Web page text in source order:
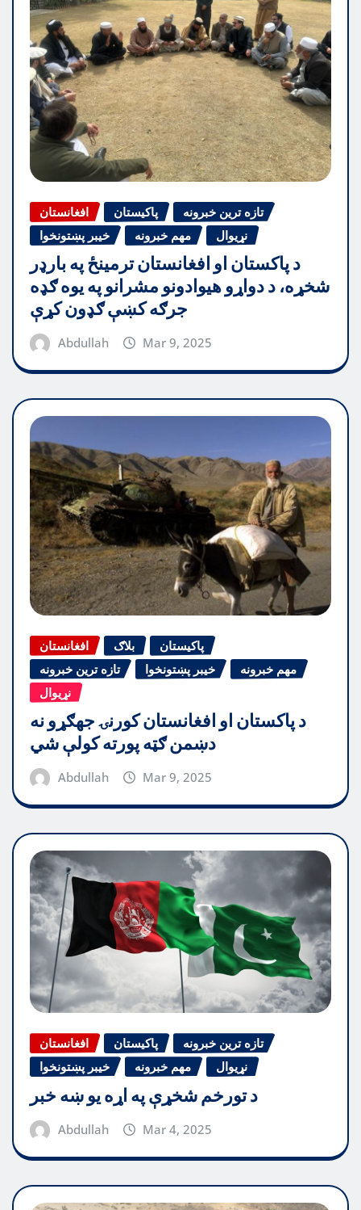
افغانستان پاکیستان
تازه ترین خبرونه
خیبر پښتونخوا
مهم خبرونه نړیوال
د پاکستان او افغانستان ترمینځ په بارډر
شخړه، د دواړو هیوادونو مشرانو په یوه ګډه
جرګه کښې ګډون کړې
Abdullah Mar 9, 2025
افغانستان بلاګ
پاکیستان
تازه ترین خبرونه
خیبر پښتونخوا
مهم خبرونه
نړیوال
د پاکستان او افغانستان کورنۍ جهګړو نه
دښمن ګټه پورته کولې شي
Abdullah Mar 9, 2025
افغانستان پاکیستان
تازه ترین خبرونه
خیبر پښتونخوا
مهم خبرونه نړیوال
د تورخم شخړې په اړه یو ښه خبر
Abdullah Mar 4, 2025